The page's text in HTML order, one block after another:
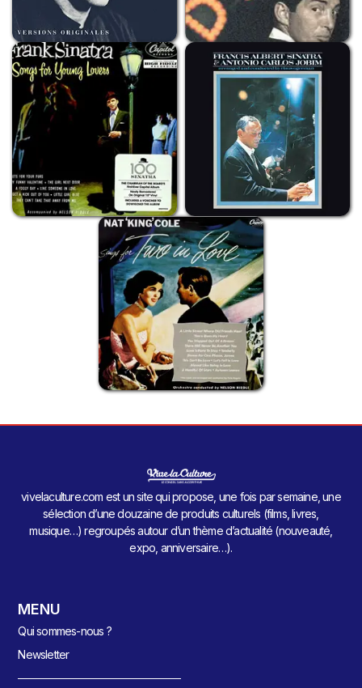
vivelaculture.com est un site qui propose, une fois par semaine, une
sélection d’une douzaine de produits culturels (films, livres,
musique…) regroupés autour d’un thème d’actualité (nouveauté,
expo, anniversaire…).
MENU
Qui sommes-nous ?
Newsletter